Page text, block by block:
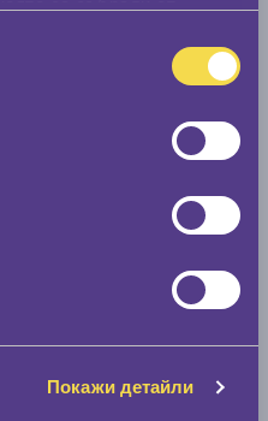
Покажи детайли
По марка автомобил